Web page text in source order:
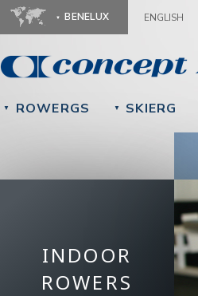
BENELUX ENGLISH
▼ ROWERGS ▼ SKIERG
INDOOR
ROWERS